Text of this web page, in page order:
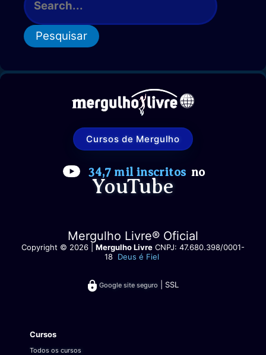
GARA
PESCA
e
s
q
i
Cursos de Mergulho
34,7 mil inscritos no
YouTube
Mergulho Livre® Oficial
Copyright © 2026 | Mergulho Livre CNPJ: 47.680.398/0001-
18 Deus é Fiel
Google site seguro | SSL
Cursos
Todos os cursos